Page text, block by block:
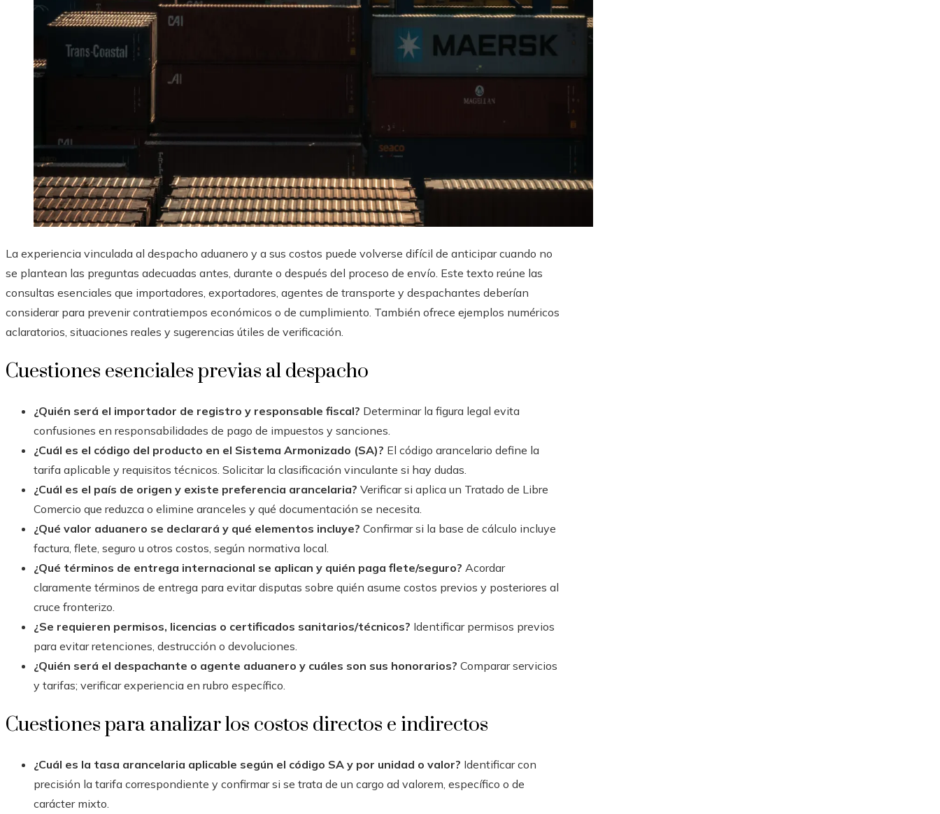
La experiencia vinculada al despacho aduanero y a sus costos puede volverse difícil de anticipar cuando no
se plantean las preguntas adecuadas antes, durante o después del proceso de envío. Este texto reúne las
consultas esenciales que importadores, exportadores, agentes de transporte y despachantes deberían
considerar para prevenir contratiempos económicos o de cumplimiento. También ofrece ejemplos numéricos
aclaratorios, situaciones reales y sugerencias útiles de verificación.
Cuestiones esenciales previas al despacho
¿Quién será el importador de registro y responsable fiscal? Determinar la figura legal evita
confusiones en responsabilidades de pago de impuestos y sanciones.
¿Cuál es el código del producto en el Sistema Armonizado (SA)? El código arancelario define la
tarifa aplicable y requisitos técnicos. Solicitar la clasificación vinculante si hay dudas.
¿Cuál es el país de origen y existe preferencia arancelaria? Verificar si aplica un Tratado de Libre
Comercio que reduzca o elimine aranceles y qué documentación se necesita.
¿Qué valor aduanero se declarará y qué elementos incluye? Confirmar si la base de cálculo incluye
factura, flete, seguro u otros costos, según normativa local.
¿Qué términos de entrega internacional se aplican y quién paga flete/seguro? Acordar
claramente términos de entrega para evitar disputas sobre quién asume costos previos y posteriores al
cruce fronterizo.
¿Se requieren permisos, licencias o certificados sanitarios/técnicos? Identificar permisos previos
para evitar retenciones, destrucción o devoluciones.
¿Quién será el despachante o agente aduanero y cuáles son sus honorarios? Comparar servicios
y tarifas; verificar experiencia en rubro específico.
Cuestiones para analizar los costos directos e indirectos
¿Cuál es la tasa arancelaria aplicable según el código SA y por unidad o valor? Identificar con
precisión la tarifa correspondiente y confirmar si se trata de un cargo ad valorem, específico o de
carácter mixto.